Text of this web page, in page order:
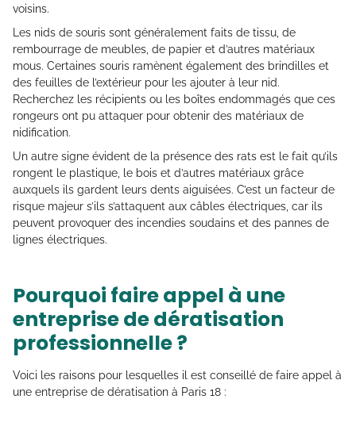
voisins.
Les nids de souris sont généralement faits de tissu, de
rembourrage de meubles, de papier et d’autres matériaux
mous. Certaines souris ramènent également des brindilles et
des feuilles de l’extérieur pour les ajouter à leur nid.
Recherchez les récipients ou les boîtes endommagés que ces
rongeurs ont pu attaquer pour obtenir des matériaux de
nidification.
Un autre signe évident de la présence des rats est le fait qu’ils
rongent le plastique, le bois et d’autres matériaux grâce
auxquels ils gardent leurs dents aiguisées. C’est un facteur de
risque majeur s’ils s’attaquent aux câbles électriques, car ils
peuvent provoquer des incendies soudains et des pannes de
lignes électriques.
Pourquoi faire appel à une
entreprise de dératisation
professionnelle ?
Voici les raisons pour lesquelles il est conseillé de faire appel à
une entreprise de dératisation à Paris 18 :